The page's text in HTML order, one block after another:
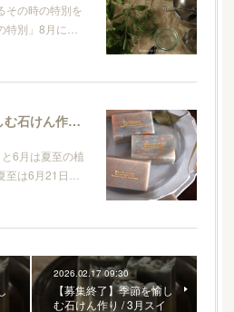
その時の特別を
特別」8月に…
【募集終了】季節を愉しむ石けん作り / 5月夏至の植物石けん
6月は夏至の植
至は6月21日…
2026.02.17 09:30
【募集終了】季節を愉し
む石けん作り / 3月スイ